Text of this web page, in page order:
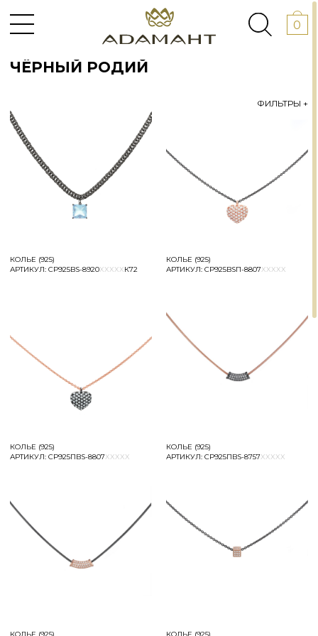
0
ЧЁРНЫЙ РОДИЙ
ФИЛЬТРЫ +
КОЛЬЕ (925)
АРТИКУЛ: СР925BS-8920XXXXXК72
КОЛЬЕ (925)
АРТИКУЛ: СР925BSП-8807XXXXX
КОЛЬЕ (925)
АРТИКУЛ: СР925ПBS-8807XXXXX
КОЛЬЕ (925)
АРТИКУЛ: СР925ПBS-8757XXXXX